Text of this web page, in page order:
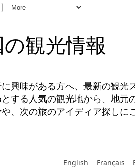
観光情報
興味がある方へ、最新の観光
とする人気の観光地から、地
、次の旅のアイディア探しに
English Français